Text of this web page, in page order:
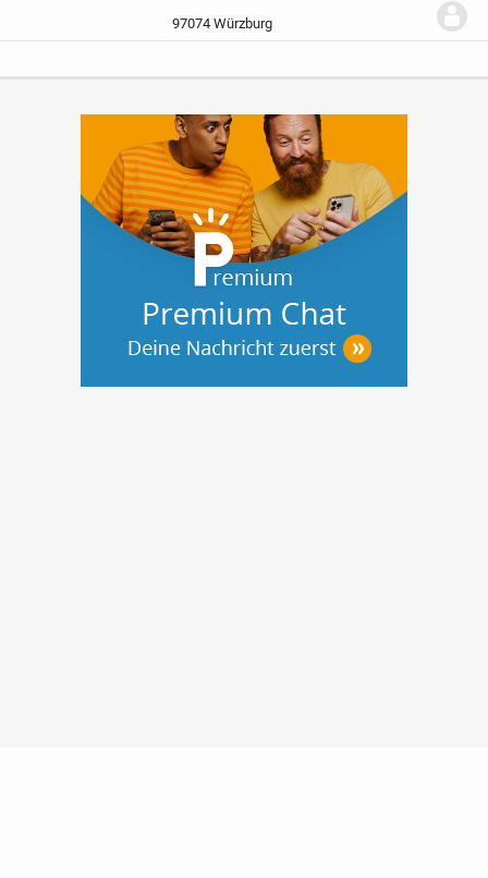
"Wohnberechtigungsschein" erforderlich
97074 Würzburg